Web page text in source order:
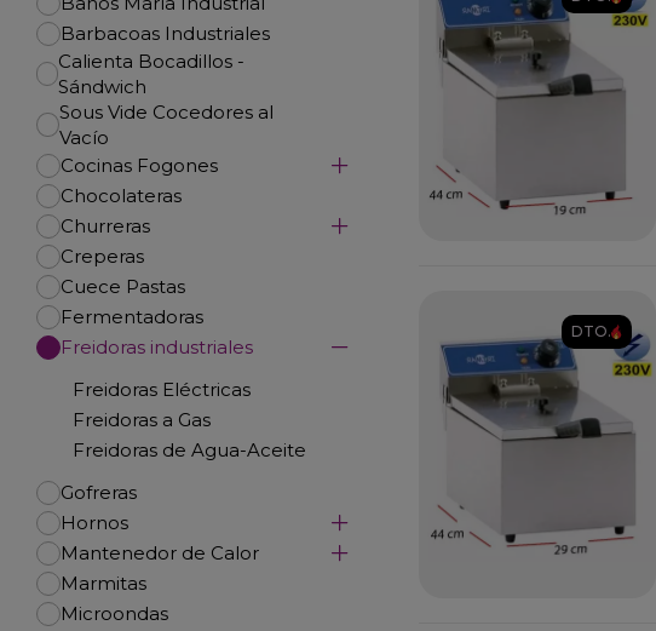
Barbacoas Industriales
Calienta Bocadillos -
Sándwich
Sous Vide Cocedores al
Vacío
Cocinas Fogones
Chocolateras
Churreras
Creperas
Cuece Pastas
Fermentadoras
Freidoras industriales
Freidoras Eléctricas
Freidoras a Gas
Freidoras de Agua-Aceite
Gofreras
Hornos
Mantenedor de Calor
Marmitas
Microondas
DTO.